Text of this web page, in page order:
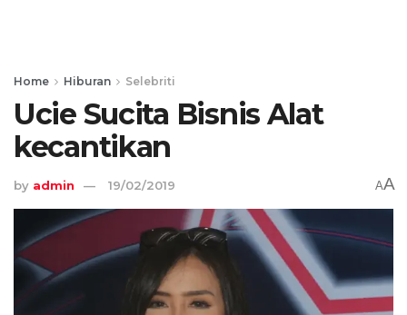
Home Hiburan Selebriti
Ucie Sucita Bisnis Alat
kecantikan
by admin 19/02/2019 AA